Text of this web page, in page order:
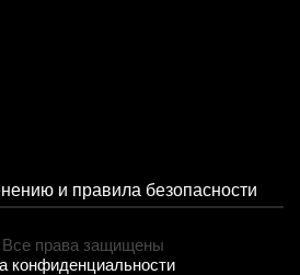
и правила безопасности
права защищены
конфиденциальности